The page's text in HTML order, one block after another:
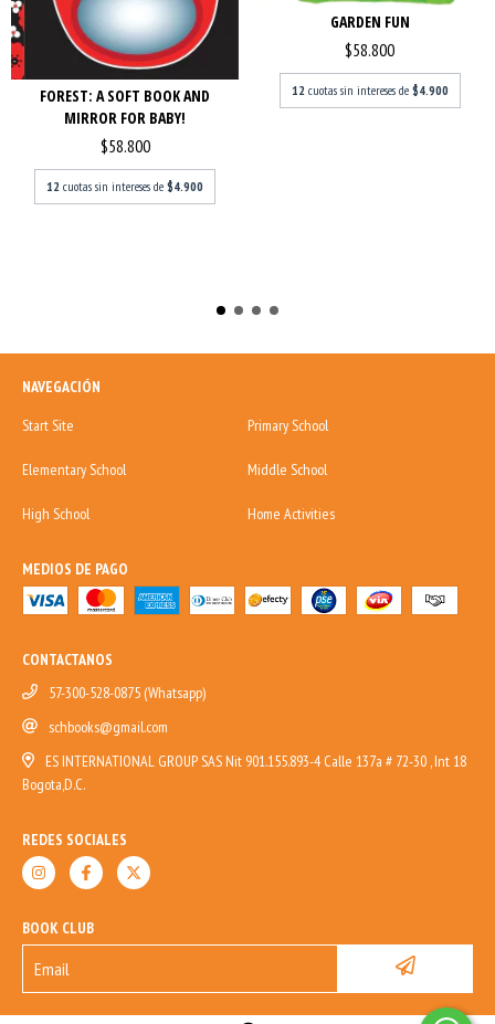
FOREST: A SOFT BOOK AND
MIRROR FOR BABY!
$58.800
12 cuotas sin intereses de$4.900
GARDEN FUN
$58.800
12 cuotas sin intereses de $4.900
NAVEGACIÓN
Start Site
Primary School
Elementary School Middle School
High School Home Activities
MEDIOS DE PAGO
CONTACTANOS
57-300-528-0875 (Whatsapp)
schbooks@gmail.com
ES INTERNATIONAL GROUP SAS Nit 901.155.893-4 Calle 137a # 72-30 , Int 18
Bogota,D.C.
REDES SOCIALES
BOOK CLUB